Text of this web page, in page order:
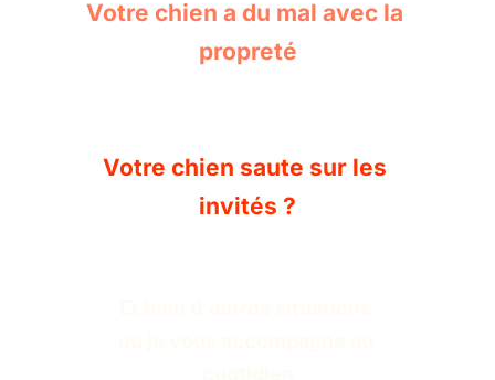
Votre chien a du mal avec la
propreté
Votre chien saute sur les
invités ?